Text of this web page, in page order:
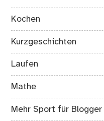
Kochen
Kurzgeschichten
Laufen
Mathe
Mehr Sport für Blogger